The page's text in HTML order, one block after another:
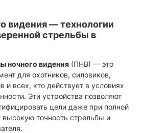
видения — технологии
стрельбы в
ночного видения (ПНВ) — это
для охотников, силовиков,
и всех, кто действует в условиях
Эти устройства позволяют
цели даже при полной
высокую точность стрельбы и